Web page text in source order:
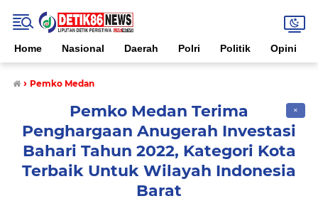
Home Nasional Daerah Polri Politik Opini
› Pemko Medan
✕
Pemko Medan Terima
Penghargaan Anugerah Investasi
Bahari Tahun 2022, Kategori Kota
Terbaik Untuk Wilayah Indonesia
Barat